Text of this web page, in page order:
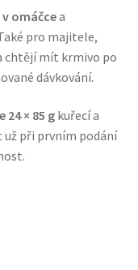
omáčcea
pro majitele,
chtějí mít krmivo po
dávkování.
24 × 85 gkuřecí a
při prvním podání